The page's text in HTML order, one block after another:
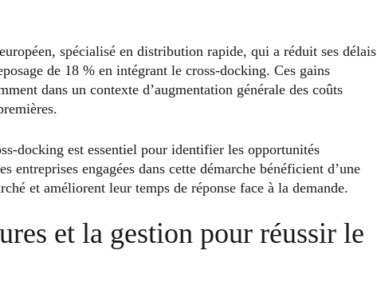
spécialisé en distribution rapide, qui a réduit ses délais
de 18 % en intégrant le cross-docking. Ces gains
dans un contexte d’augmentation générale des coûts
docking est essentiel pour identifier les opportunités
entreprises engagées dans cette démarche bénéficient d’une
et améliorent leur temps de réponse face à la demande.
et la gestion pour réussir le